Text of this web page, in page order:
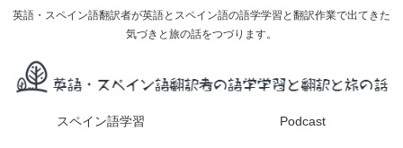
英語・スペイン語翻訳者が英語とスペイン語の語学学習と翻訳作業で出てきた
気づきと旅の話をつづります。
スペイン語学習 Podcast